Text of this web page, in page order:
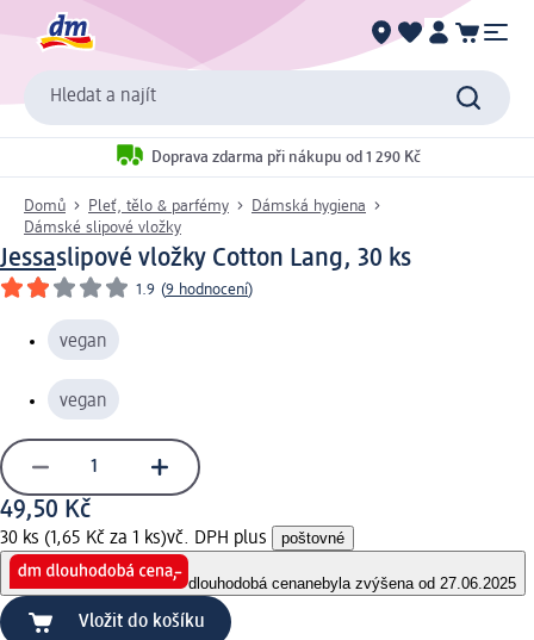
Hledat a najít
Doprava zdarma při nákupu od 1 290 Kč
Domů Pleť, tělo & parfémy
Dámská hygiena
Dámské slipové vložky
Jessaslipové vložky Cotton Lang, 30 ks
1.9 (9 hodnocení)
vegan
vegan
49,50 Kč
30 ks (1,65 Kč za 1 ks)vč. DPH plus poštovné
dlouhodobá cenanebyla zvýšena od 27.06.2025
Vložit do košíku